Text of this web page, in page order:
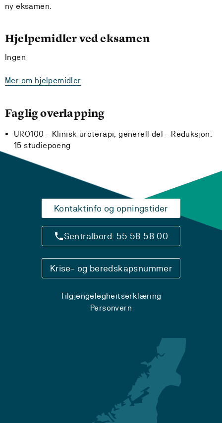
ny eksamen.
Hjelpemidler ved eksamen
Ingen
Mer om hjelpemidler
Faglig overlapping
URO100 - Klinisk uroterapi, generell del - Reduksjon:
15 studiepoeng
Kontaktinfo og opningstider
Sentralbord: 55 58 58 00
Krise- og beredskapsnummer
Tilgjengelegheitserklæring
Personvern